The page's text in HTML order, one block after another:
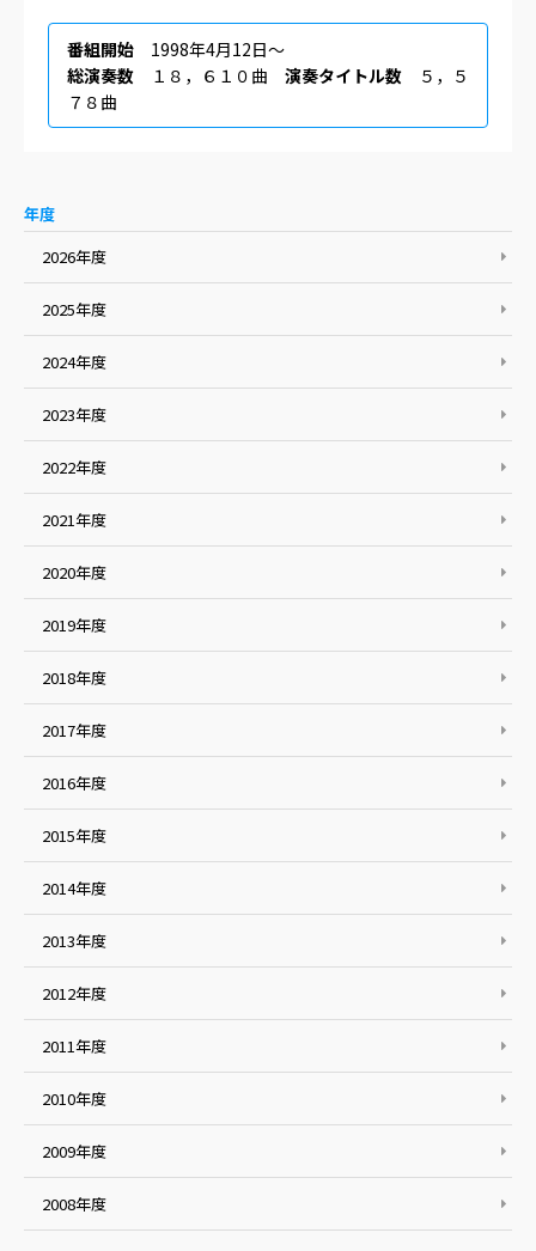
番組開始 1998年4月12日〜
総演奏数 １８，６１０曲 演奏タイトル数 ５，５
７８曲
年度
2026年度
2025年度
2024年度
2023年度
2022年度
2021年度
2020年度
2019年度
2018年度
2017年度
2016年度
2015年度
2014年度
2013年度
2012年度
2011年度
2010年度
2009年度
2008年度